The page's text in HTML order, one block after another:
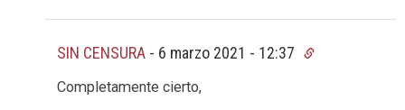
SIN CENSURA - 6 marzo 2021 - 12:37
Completamente cierto,